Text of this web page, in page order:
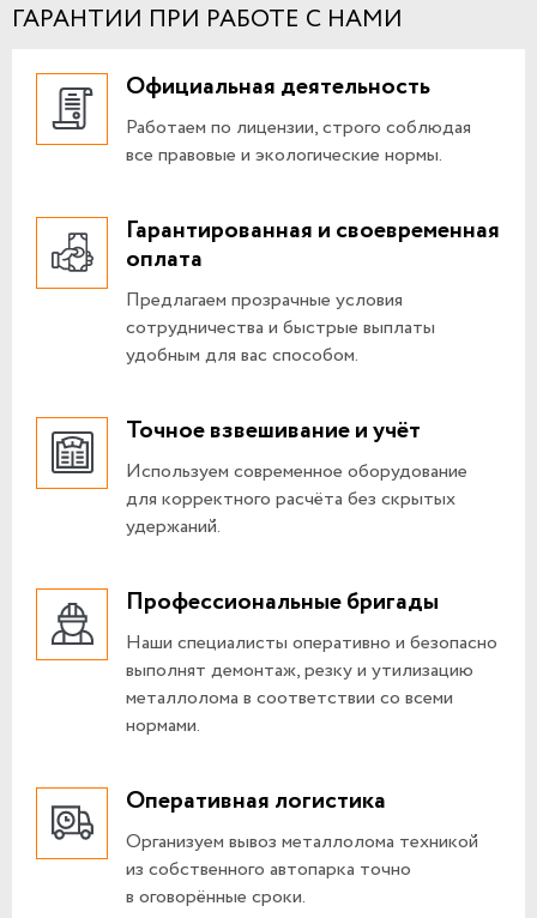
ГАРАНТИИ ПРИ РАБОТЕ С НАМИ
Официальная деятельность
Работаем по лицензии, строго соблюдая
все правовые и экологические нормы.
Гарантированная и своевременная
оплата
Предлагаем прозрачные условия
сотрудничества и быстрые выплаты
удобным для вас способом.
Точное взвешивание и учёт
Используем современное оборудование
для корректного расчёта без скрытых
удержаний.
Профессиональные бригады
Наши специалисты оперативно и безопасно
выполнят демонтаж, резку и утилизацию
металлолома в соответствии со всеми
нормами.
Оперативная логистика
Организуем вывоз металлолома техникой
из собственного автопарка точно
в оговорённые сроки.